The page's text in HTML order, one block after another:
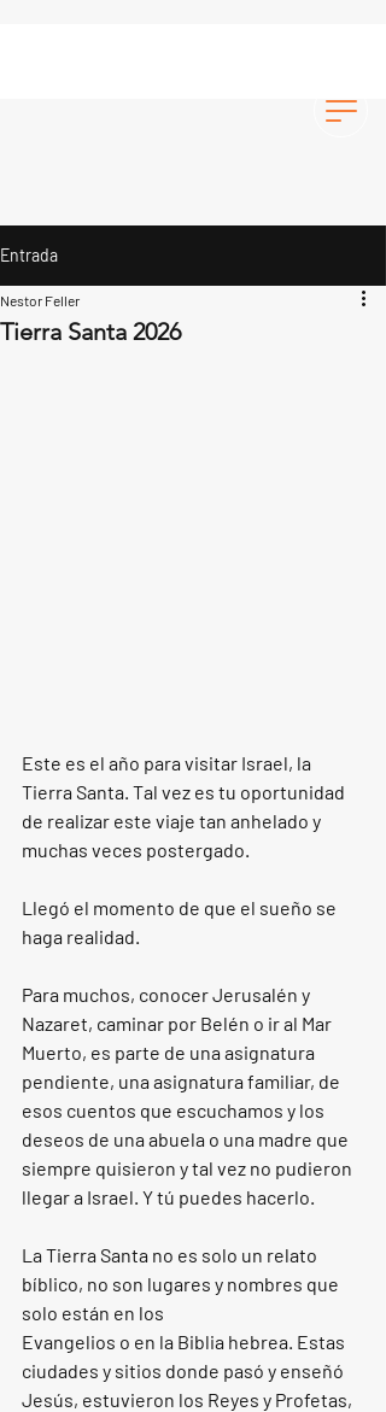
Entrada
Tierra Santa 2026
Nestor Feller
Este es el año para visitar Israel, la
Tierra Santa. Tal vez es tu oportunidad
de realizar este viaje tan anhelado y
muchas veces postergado.
Llegó el momento de que el sueño se
haga realidad.
Para muchos, conocer Jerusalén y
Nazaret, caminar por Belén o ir al Mar
Muerto, es parte de una asignatura
pendiente, una asignatura familiar, de
esos cuentos que escuchamos y los
deseos de una abuela o una madre que
siempre quisieron y tal vez no pudieron
llegar a Israel. Y tú puedes hacerlo.
La Tierra Santa no es solo un relato
bíblico, no son lugares y nombres que
solo están en los
Evangelios o en la Biblia hebrea. Estas
ciudades y sitios donde pasó y enseñó
Jesús, estuvieron los Reyes y Profetas,